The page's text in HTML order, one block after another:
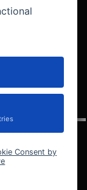
Consent by